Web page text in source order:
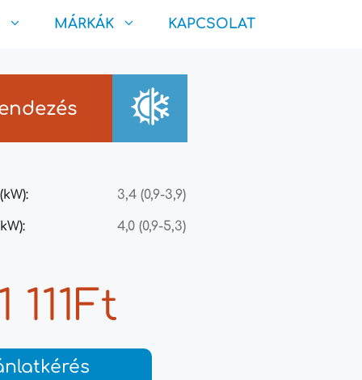
MÁRKÁK KAPCSOLAT
3,4 (0,9-3,9)
4,0 (0,9-5,3)
111Ft